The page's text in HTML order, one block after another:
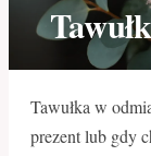
Tawułka w
prezent lub gdy